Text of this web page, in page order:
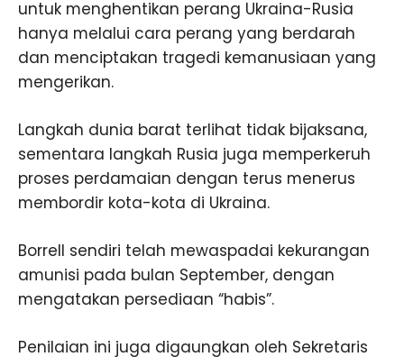
untuk menghentikan perang Ukraina-Rusia
hanya melalui cara perang yang berdarah
dan menciptakan tragedi kemanusiaan yang
mengerikan.
Langkah dunia barat terlihat tidak bijaksana,
sementara langkah Rusia juga memperkeruh
proses perdamaian dengan terus menerus
membordir kota-kota di Ukraina.
Borrell sendiri telah mewaspadai kekurangan
amunisi pada bulan September, dengan
mengatakan persediaan “habis”.
Penilaian ini juga digaungkan oleh Sekretaris